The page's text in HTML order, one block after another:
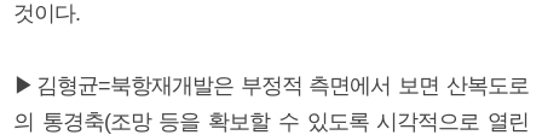
것이다.
▶김형균=북항재개발은 부정적 측면에서 보면 산복도로
의 통경축(조망 등을 확보할 수 있도록 시각적으로 열린